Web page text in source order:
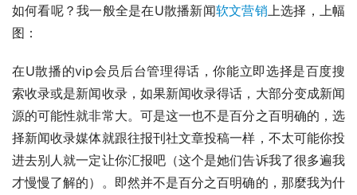
如何看呢？我一般全是在U散播新闻软文营销 上选择，上幅
图：
在U散播的vip会员后台管理得话，你能立即选择是百度搜
索收录或是新闻收录，如果新闻收录得话，大部分变成新闻
源的可能性就非常大。可是这一也不是百分之百明确的，选
择新闻收录媒体就跟往报刊社文章投稿一样，不太可能你投
进去别人就一定让你汇报吧（这个是她们告诉我了很多遍我
才慢慢了解的）。即然并不是百分之百明确的，那麼我为什